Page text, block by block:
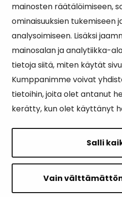
mainosten räätälöimiseen,
ominaisuuksien tukemiseen
analysoimiseen. Lisäksi
mainosalan ja analytiikka-
tietoja siitä, miten käytät
Kumppanimme voivat
tietoihin, joita olet antanut
kerätty, kun olet käyttänyt
Salli
Vain
Suosituimmat sivut
Esityslistat, pöytäkirjat,
kuulutukset
Tietoa ja ohjeistusta
Asiointipiste
Sähköinen asiointi
Yhteydenotto
Tilavaraus
Ruokalistat